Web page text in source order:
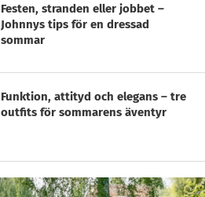
Festen, stranden eller jobbet –
Johnnys tips för en dressad
sommar
Funktion, attityd och elegans – tre
outfits för sommarens äventyr